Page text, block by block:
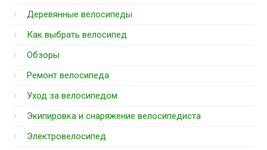
Деревянные велосипеды
Как выбрать велосипед
Обзоры
Ремонт велосипеда
Уход за велосипедом
Экипировка и снаряжение велосипедиста
Электровелосипед